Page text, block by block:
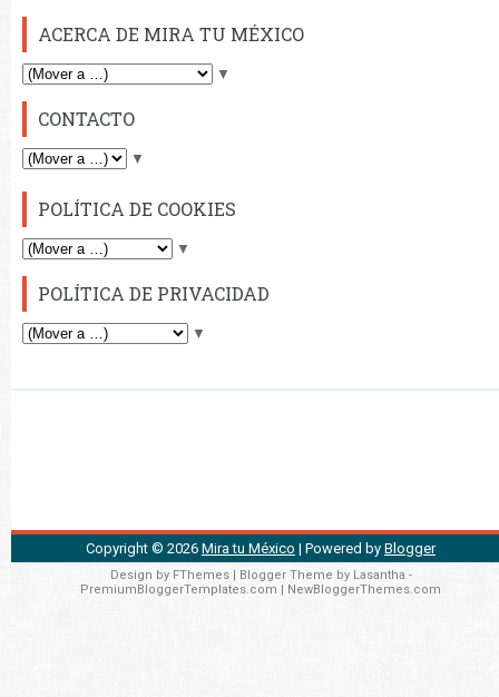
ACERCA DE MIRA TU MÉXICO
▼
CONTACTO
▼
POLÍTICA DE COOKIES
▼
POLÍTICA DE PRIVACIDAD
▼
Copyright © 2026 Mira tu México | Powered by Blogger
Design by FThemes| Blogger Theme by Lasantha -
PremiumBloggerTemplates.com
NewBloggerThemes.com